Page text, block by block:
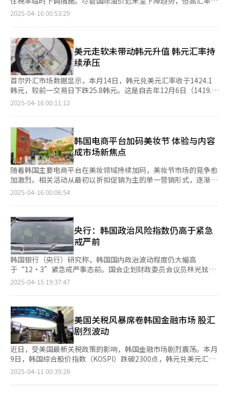
价走势产生间接影响。 在出口方面，3月出口物价指数（韩元基
准）环比回升0.3%至135.00。其中，农林水产品价格上涨1.6%，
（2%）等品类带动下上涨0.3%。闪存（6.1%）、电动机
（5.7%）和精炼铜制品（5.1%）等细分品类涨幅居前。 贸易数据
显示，3月进口物量指数同比上升5.1%至113.92，进口金额指数上
升1.8%至136.10；出口物量指数同比上升3.4%至121.18，出口金
额指数上升0.9%至133.96。此外，净商品交易条件指数同比上升
0.8%至92.53，实现连续21个月同比上涨，主要得益于进口价格
（-3.2%）降幅大于出口价格（-2.4%）。收入贸易条件指数同比
提升4.3%至112.13，反映出净交易条件指数和出口物量指数的同
破每100日元兑1000韩元，赴日旅游热度能否延续仍存不确定性。
去年6月，该汇率一度跌至850韩元，随后持续走高，近期已升破
总额上升，但人均消费金额为68.85万韩元，较去年同期减少2%。
其中，今年2月人均消费降至66.74万韩元，较1月减少5.2%。
Travelog平台单笔兑换金额亦从去年同期的16.31万韩元降至
12.71万韩元，降幅达22.1%。 韩亚信用卡相关负责人表示：“受
日元升值影响，消费者呈现出按需分批兑换或减少消费金额的趋
势，整体消费行为更趋理性。考虑到汇率波动加剧，日本旅游热度
是否持续仍有待观察。” 此外，另据统计，去年12月至今年2月期
间，日本游客在韩国使用韩亚信用卡的消费总额同比增长了39%，
所显示的日元兑韩元实时汇率行情。【图片来源 韩联社】
平依然导致实际燃油费用负担加重，政府目前已进入最后阶段的慎
最终决定。政府已将“延长现有下调措施”、“部分恢复税率后延
长”以及“下调措施到期终止”三种方案纳入讨论范围，并正在评
估各方案对物价和税收的潜在影响。 其中，鉴于国际油价持续下
行，部分上调弹性税率的方案亦在讨论之中。自2021年底以来，
政府已多次根据油价与物价状况延长燃油税下调措施，此次若继续
延长，将是第15次延长该政策。 目前，燃油税弹性税率已将汽油
税率下调15%，柴油和液化石油气(LPG)丁烷税率下调23%。与原
税率相比，汽油每升便宜122韩元（约合人民币0.6元），柴油每升
年来最低水平，导致国内加油站汽油和柴油的周平均价格连续9周
下跌。鉴于油价下行趋势，终止燃油税下调措施的可能性逐渐增
大。 然而，韩元兑美元汇率仍维持在1400韩元以上，这一高汇率
水平持续推高了实际油价。高汇率的影响使得石油类产品价格上
涨，成为推动整体物价上涨的重要因素之一。根据统计数据，上月
消费者物价同比上涨2.1%，其中石油类产品价格的上涨率为
2.8%。 韩国企划财政部相关负责人表示：“截至目前，政府尚未
就是否延长燃油税下调措施作出最终决定，正在综合考虑油价、汇
【图片来源 韩联社】
2025-04-16 00:53:29
美元走软未带动韩元升值 韩元汇率持
续承压
首尔外汇市场数据显示，本月14日，韩元兑美元汇率收于1424.1
韩元，较前一交易日下跌25.8韩元。这是自去年12月6日（1419.2
韩元）以来，时隔四个月的最低收盘价。 市场分析认为，此次韩
力下降。 数据显示，反映美元对六大主要货币汇率的美元指数从
去年10月的100点起步，在“特朗普交易”推动下，今年1月13日
攀升至110.164点高位。然而，随着美国经济增速预期下调和衰退
风险上升，美元持续走弱，本月11日更跌至99.005点，创近三年
新低。相较今年1月13日的峰值，美元贬值达到10.53%。 值得注
意的是，韩元表现落后于其他主要货币。尽管美元指数下跌超
10%，但同期韩元兑美元仅升值3.28%，远低于欧元（11.56%）
和日元（10.5%）的涨幅。 市场分析指出，特朗普提出的互征关税
这些因素对韩元汇率构成压力。特别是考虑到中国作为韩国最大贸
易伙伴的地位，中美贸易摩擦对韩国出口导向型经济的冲击尤为显
著。 新韩银行研究员白石贤（音）表示：“尽管美国暂缓加征关
税让市场获得喘息，但中美贸易紧张局势仍在持续。作为对中国经
济高度敏感的货币，韩元汇率将继续受到人民币波动和中美贸易摩
擦的影响。” 美元纸币【图片提供 韩联社】
2025-04-16 00:11:12
韩国电商平台加码美妆节 体验与内容
成市场新焦点
随着韩国主要电商平台在美妆领域持续加码，美妆节市场的竞争愈
加激烈。相关活动从最初以折扣促销为主的单一营销形式，逐渐转
变为融合内容、体验和社区互动的综合性品牌庆典。 据业界15日
妆节”，成为今年首个启动美妆节活动的平台。此次活动汇集了
2100多个品牌参与折扣促销，并提供肤色诊断、产品推荐等个性
化互动内容。 紧随其后，电商巨头Coupang将于本月18日至20日
举办“Mega Beauty Show虚拟商店”活动，持续推动平台从传统
流通模式向以内容和体验为核心的美妆平台转型。此次活动通过引
入100韩元（约合人民币0.5元）的入场券收费机制提升参与感，并
结合即时配送和基于用户评价的推荐系统，进一步强化策展能力。
希杰（CJ）集团旗下健康美妆集合店欧利芙洋（Olive Young）也
2025”，通过将活动空间扩大至原有的两倍以上，结合颁奖礼、
购物与体验等新形式，进一步巩固其在韩国美妆领域的主导地位。
时尚电商平台Musinsa则预计将在5月举办第二届线下美妆节。去
年首届活动期间，平台美妆类交易额同比激增160%，展现了强劲
的增长潜力。今年，Musinsa计划通过增加用户评价和美妆教程等
内容，延长用户停留时间，进一步巩固其以内容为导向的美妆平台
形象。 近年来，美妆节成为时尚、食品、家居等多个领域电商平
台争相布局的焦点。美妆品类凭借高复购率、盈利潜力以及易于构
建用户体验和社区互动体系的优势，成为电商平台推动用户增长与
2025-04-16 00:06:54
央行：韩国政治风险指数仍高于紧急
戒严前
韩国银行（央行）研究称，韩国国内政治波动程度仍大幅高
于“12·3”紧急戒严事态前。国会企划财政委员会议员林光铉15
日从银行（央行）获取的资料显示，以本月13日为基准，韩国政治
仅在0.4至0.5之间徘徊的政治风险指数在前总统尹锡悦宣布紧急戒
严后直线上升，当月14日飙至12.8的历史最高值。 执行尹锡悦逮
捕令的今年1月2日，这一指数再次急剧上升至12.4，2月下旬回落
至1.4后，本月初因尹锡悦弹劾案宣判重新回升。 韩国政治风险指
数此前创下的最高纪录是在2004年3月17日，当时前总统卢武铉遭
国会弹劾，该指数上升至8.8。2016年12月13日，前总统朴槿惠弹
劾案在国会通过后，该指数上升至6.6。 政治风险指数由央行对新
闻报道题目及正文中同时包括“政治”“不确定性”关键词的数量
进行统计得出的数值。通常指数上升或下降意味着以媒体报道为基
2025-04-15 19:37:47
美国关税风暴席卷韩国金融市场 股汇
剧烈波动
近日，受美国最新关税政策的影响，韩国金融市场剧烈震荡。本月
9日，韩国综合股价指数（KOSPI）跌破2300点，韩元兑美元汇率
盘中一度触及自2009年3月13日以来的最低水平。 美国总统特朗
式生效。但不到13小时后，他又表示已批准暂停对70多个国家征
2025-04-11 00:39:28
页